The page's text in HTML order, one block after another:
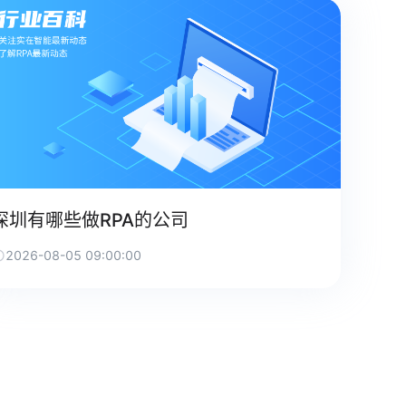
圳有哪些做RPA的公司
2026-08-05 09:00:00